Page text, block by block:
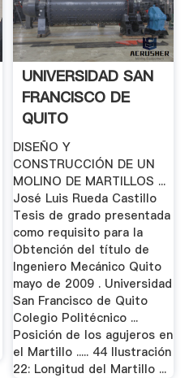
UNIVERSIDAD SAN
FRANCISCO DE
QUITO
DISEÑO Y
CONSTRUCCIÓN DE UN
MOLINO DE MARTILLOS ...
José Luis Rueda Castillo
Tesis de grado presentada
como requisito para la
Obtención del título de
Ingeniero Mecánico Quito
mayo de 2009 . Universidad
San Francisco de Quito
Colegio Politécnico ...
Posición de los agujeros en
el Martillo ..... 44 Ilustración
22: Longitud del Martillo ...